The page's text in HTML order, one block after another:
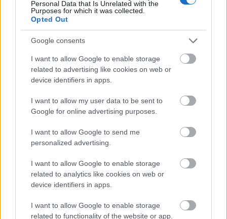
Personal Data that Is Unrelated with the
Purposes for which it was collected.
Opted Out
Google consents
I want to allow Google to enable storage
related to advertising like cookies on web or
device identifiers in apps.
I want to allow my user data to be sent to
Google for online advertising purposes.
I want to allow Google to send me
personalized advertising.
I want to allow Google to enable storage
related to analytics like cookies on web or
device identifiers in apps.
I want to allow Google to enable storage
related to functionality of the website or app.
A szövegszerkesztés korabeli Murphy törvénye
szerint:"Ha csak egy betűt szeretnél törölni, kitörli az
Rekord döntés